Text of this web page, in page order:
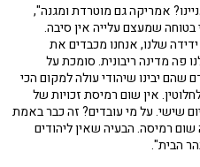
אמריקה גם מוטרדת ומגנה",
בטוחה שמעצם עלייה אין סיבה.
שלנו, אנחנו מכבדים את
פה מדינה ריבונית. סומכת על
שהם יבינו שיהודי עולה למקום הכי
אין שום רמיסת זכויות של
שישי. על מי עובדים? זה כבר באמת
רמיסה. הבעיה שאין ליהודים
הבית".